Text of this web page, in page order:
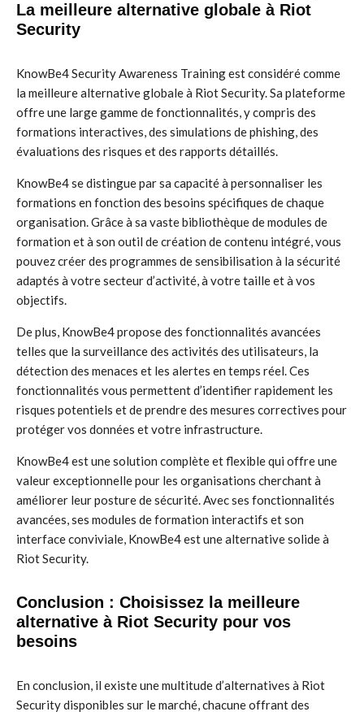
La meilleure alternative globale à Riot
Security
KnowBe4 Security Awareness Training est considéré comme
la meilleure alternative globale à Riot Security. Sa plateforme
offre une large gamme de fonctionnalités, y compris des
formations interactives, des simulations de phishing, des
évaluations des risques et des rapports détaillés.
KnowBe4 se distingue par sa capacité à personnaliser les
formations en fonction des besoins spécifiques de chaque
organisation. Grâce à sa vaste bibliothèque de modules de
formation et à son outil de création de contenu intégré, vous
pouvez créer des programmes de sensibilisation à la sécurité
adaptés à votre secteur d’activité, à votre taille et à vos
objectifs.
De plus, KnowBe4 propose des fonctionnalités avancées
telles que la surveillance des activités des utilisateurs, la
détection des menaces et les alertes en temps réel. Ces
fonctionnalités vous permettent d’identifier rapidement les
risques potentiels et de prendre des mesures correctives pour
protéger vos données et votre infrastructure.
KnowBe4 est une solution complète et flexible qui offre une
valeur exceptionnelle pour les organisations cherchant à
améliorer leur posture de sécurité. Avec ses fonctionnalités
avancées, ses modules de formation interactifs et son
interface conviviale, KnowBe4 est une alternative solide à
Riot Security.
Conclusion : Choisissez la meilleure
alternative à Riot Security pour vos
besoins
En conclusion, il existe une multitude d’alternatives à Riot
Security disponibles sur le marché, chacune offrant des